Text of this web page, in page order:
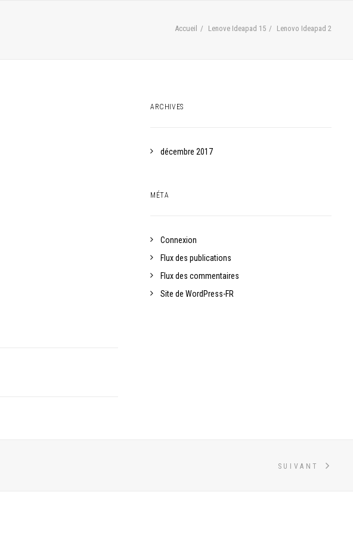
Accueil Lenove Ideapad 15 Lenovo Ideapad 2
ARCHIVES
décembre 2017
MÉTA
Connexion
Flux des publications
Flux des commentaires
Site de WordPress-FR
SUIVANT